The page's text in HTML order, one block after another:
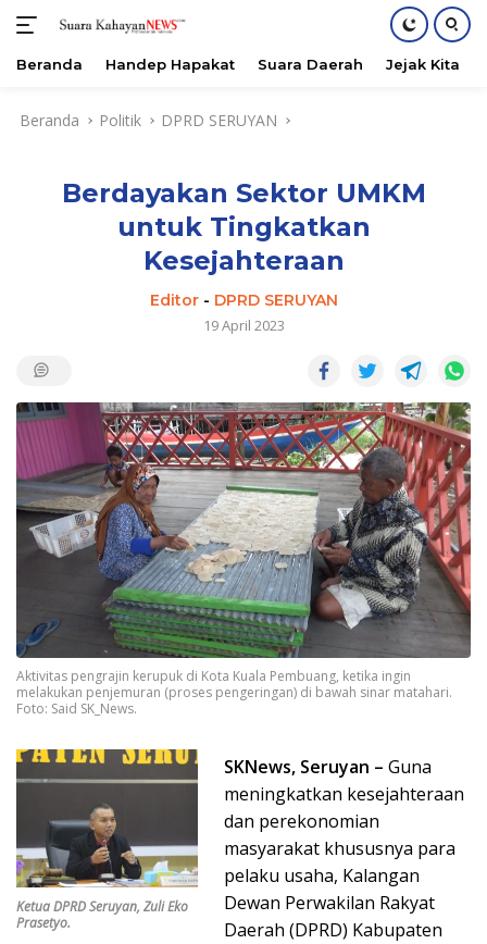
Beranda Handep Hapakat Suara Daerah Jejak Kita
Beranda Politik DPRD SERUYAN
Berdayakan Sektor UMKM
untuk Tingkatkan
Kesejahteraan
Editor- DPRD SERUYAN
19 April 2023
Aktivitas pengrajin kerupuk di Kota Kuala Pembuang, ketika ingin
melakukan penjemuran (proses pengeringan) di bawah sinar matahari.
Foto: Said SK_News.
Ketua DPRD Seruyan, Zuli Eko
Prasetyo.
SKNews, Seruyan – Guna
meningkatkan kesejahteraan
dan perekonomian
masyarakat khususnya para
pelaku usaha, Kalangan
Dewan Perwakilan Rakyat
Daerah (DPRD) Kabupaten